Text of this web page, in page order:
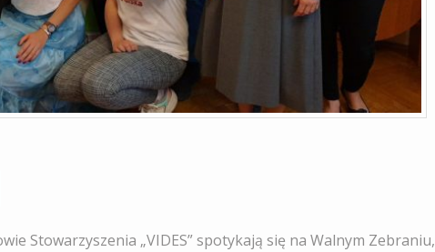
Stowarzyszenia „VIDES” spotykają się na Walnym Zebraniu,